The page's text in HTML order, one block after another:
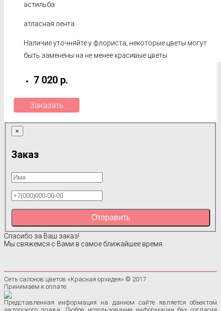
астильба
атласная лента
Наличие уточняйте у флориста, некоторые цветы могут
быть заменены на не менее красивые цветы.
7 020 р.
Заказать
×
Заказ
Отправить
Спасибо за Ваш заказ!
Мы свяжемся с Вами в самое ближайшее время.
Сеть салонов цветов «Красная орхидея» © 2017
Принимаем к оплате:
Представленная информация на данном сайте является объектом